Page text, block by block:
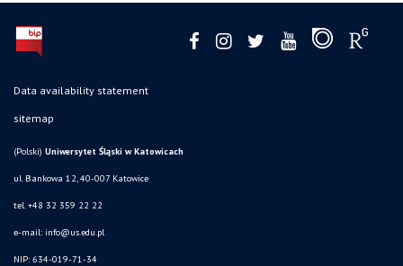
Data availability statement
sitemap
(Polski) Uniwersytet Śląski w Katowicach
ul. Bankowa 12, 40-007 Katowice
tel. +48 32 359 22 22
e-mail: info@us.edu.pl
NIP: 634-019-71-34